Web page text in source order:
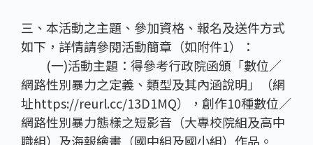
三、本活動之主題、參加資格、報名及送件方式
如下，詳情請參閱活動簡章（如附件1）：
(一)活動主題：得參考行政院函頒「數位∕
網路性別暴力之定義、類型及其內涵說明」（網
址https://reurl.cc/13D1MQ），創作10種數位∕
網路性別暴力態樣之短影音（大專校院組及高中
職組）及海報繪畫（國中組及國小組）作品。